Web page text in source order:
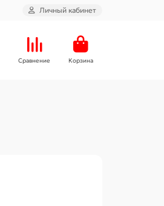
Личный кабинет
Сравнение Корзина